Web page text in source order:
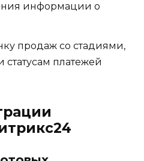
информации о
продаж со стадиями,
платежей